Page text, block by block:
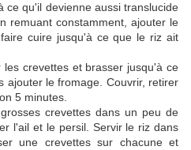
ce qu'il devienne aussi translucide
remuant constamment, ajouter le
cuire jusqu'à ce que le riz ait
crevettes et brasser jusqu'à ce
ajouter le fromage. Couvrir, retirer
5 minutes.
crevettes dans un peu de
l'ail et le persil. Servir le riz dans
une crevettes sur chacune et